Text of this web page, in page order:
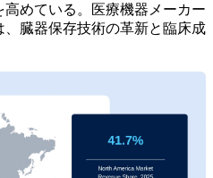
めている。医療機器メーカー
臓器保存技術の革新と臨床成